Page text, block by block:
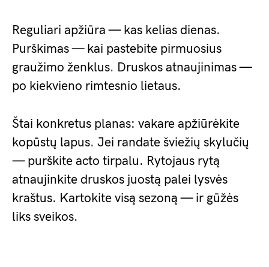
Reguliari apžiūra — kas kelias dienas.
Purškimas — kai pastebite pirmuosius
graužimo ženklus. Druskos atnaujinimas —
po kiekvieno rimtesnio lietaus.
Štai konkretus planas: vakare apžiūrėkite
kopūstų lapus. Jei randate šviežių skylučių
— purškite acto tirpalu. Rytojaus rytą
atnaujinkite druskos juostą palei lysvės
kraštus. Kartokite visą sezoną — ir gūžės
liks sveikos.